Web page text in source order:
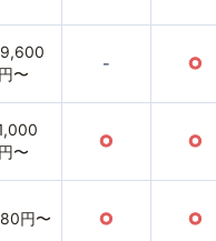
円〜
- ○
円〜
○ ○
円〜 ○ ○